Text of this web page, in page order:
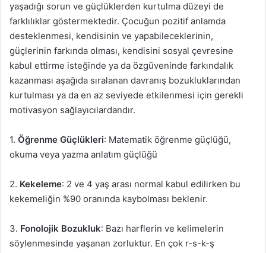
yaşadığı sorun ve güçlüklerden kurtulma düzeyi de
farklılıklar göstermektedir. Çocuğun pozitif anlamda
desteklenmesi, kendisinin ve yapabileceklerinin,
güçlerinin farkında olması, kendisini sosyal çevresine
kabul ettirme isteğinde ya da özgüveninde farkındalık
kazanması aşağıda sıralanan davranış bozukluklarından
kurtulması ya da en az seviyede etkilenmesi için gerekli
motivasyon sağlayıcılardandır.
1. Öğrenme Güçlükleri: Matematik öğrenme güçlüğü,
okuma veya yazma anlatım güçlüğü
2. Kekeleme: 2 ve 4 yaş arası normal kabul edilirken bu
kekemeliğin %90 oranında kaybolması beklenir.
3. Fonolojik Bozukluk: Bazı harflerin ve kelimelerin
söylenmesinde yaşanan zorluktur. En çok r-s-k-ş